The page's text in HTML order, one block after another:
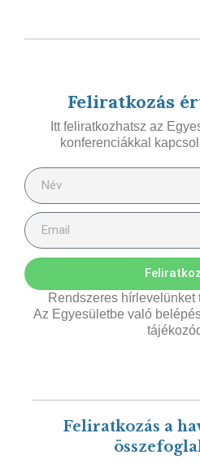
Feliratkozás
Itt feliratkozhatsz az
konferenciákkal
Rendszeres hírlevelünket
Az Egyesületbe való
Feliratkozás a